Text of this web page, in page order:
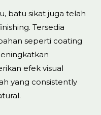
batu sikat juga telah
Tersedia
seperti coating
efek visual
yang consistently